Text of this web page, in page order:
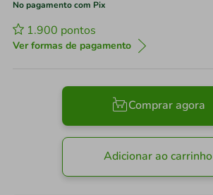
No pagamento com Pix
1.900 pontos
Ver formas de pagamento
Comprar agora
Adicionar ao carrinho